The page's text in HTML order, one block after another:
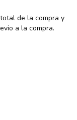
de la compra y
a la compra.